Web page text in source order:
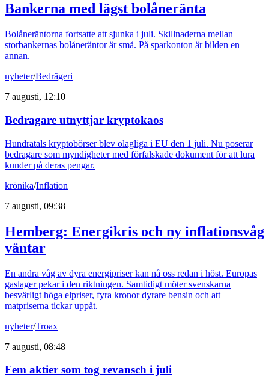
Bankerna med lägst bolåneränta
Bolåneräntorna fortsatte att sjunka i juli. Skillnaderna mellan
storbankernas bolåneräntor är små. På sparkonton är bilden en
annan.
nyheter/Bedrägeri
7 augusti, 12:10
Bedragare utnyttjar kryptokaos
Hundratals kryptobörser blev olagliga i EU den 1 juli. Nu poserar
bedragare som myndigheter med förfalskade dokument för att lura
kunder på deras pengar.
krönika/Inflation
7 augusti, 09:38
Hemberg: Energikris och ny inflationsvåg
väntar
En andra våg av dyra energipriser kan nå oss redan i höst. Europas
gaslager pekar i den riktningen. Samtidigt möter svenskarna
besvärligt höga elpriser, fyra kronor dyrare bensin och att
matpriserna tickar uppåt.
nyheter/Troax
7 augusti, 08:48
Fem aktier som tog revansch i juli